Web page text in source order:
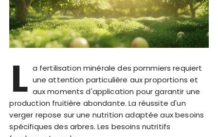
L a fertilisation minérale des pommiers requiert
une attention particulière aux proportions et
aux moments d'application pour garantir une
production fruitière abondante. La réussite d'un
verger repose sur une nutrition adaptée aux besoins
spécifiques des arbres. Les besoins nutritifs